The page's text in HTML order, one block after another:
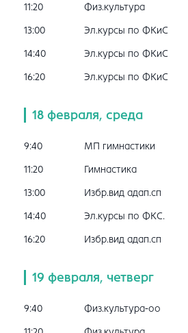
11:20 Физ.культура
13:00 Эл.курсы по ФКиС
14:40 Эл.курсы по ФКиС
16:20 Эл.курсы по ФКиС
18 февраля, среда
9:40 МП гимнастики
11:20 Гимнастика
13:00 Избр.вид адап.сп
14:40 Эл.курсы по ФКС.
16:20 Избр.вид адап.сп
19 февраля, четверг
9:40 Физ.культура-оо